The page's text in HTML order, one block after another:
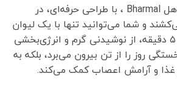
چای تی بگ زعفران و هل Bharmal ، با طراحی حرفه‌ای، در
و شما می‌توانید تنها با یک لیوان
آب جوش، در کمتر از ۵ دقیقه، از نوشیدنی گرم و انرژی‌بخشی
روز را از تن بیرون می‌برد، بلکه به
و آرامش اعصاب کمک می‌کند.